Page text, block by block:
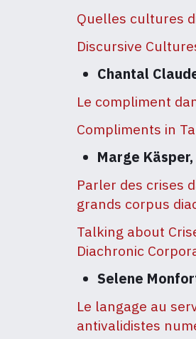
Quelles cultures
Discursive
Chantal
Le compliment
Compliments in
Marge
Parler des crises
grands corpus
Talking about
Diachronic
Selene
Le langage au
antivalidistes